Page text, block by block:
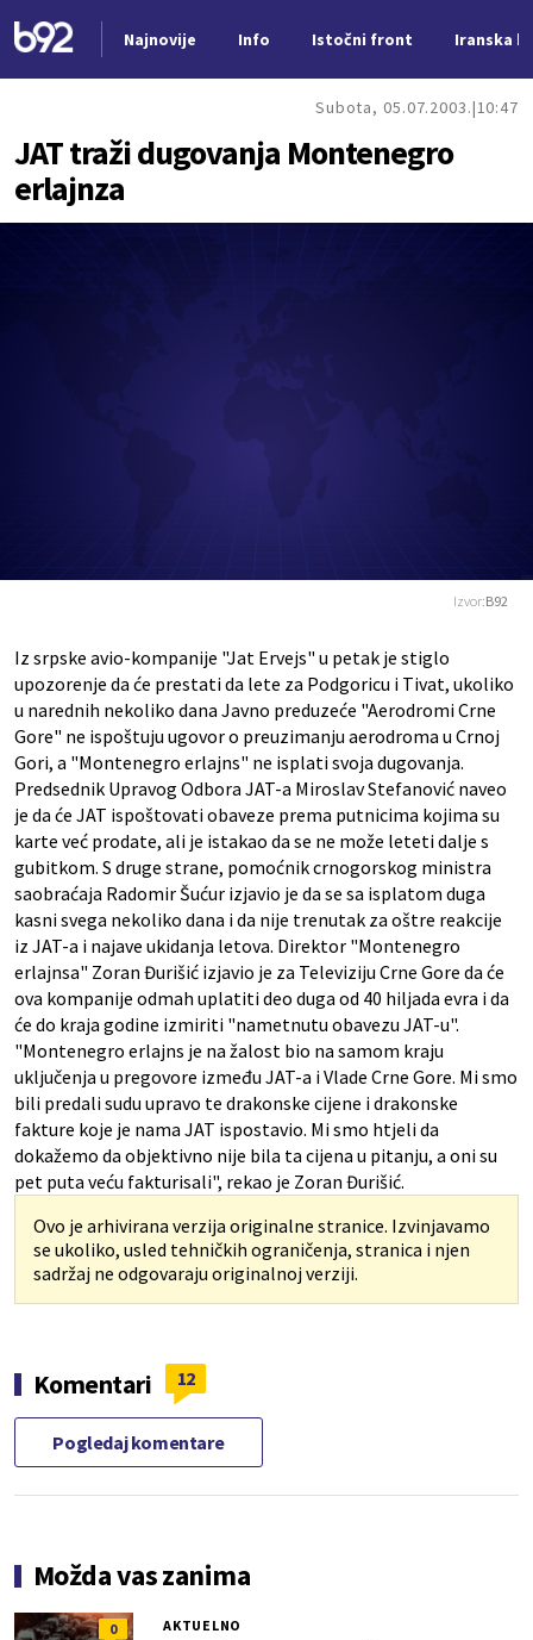
Najnovije Info Istočni front Iranska
Subota, 05.07.2003. 10:47
JAT traži dugovanja Montenegro
erlajnza
Izvor:B92
Iz srpske avio-kompanije "Jat Ervejs" u petak je stiglo
upozorenje da će prestati da lete za Podgoricu i Tivat, ukoliko
u narednih nekoliko dana Javno preduzeće "Aerodromi Crne
Gore" ne ispoštuju ugovor o preuzimanju aerodroma u Crnoj
Gori, a "Montenegro erlajns" ne isplati svoja dugovanja.
Predsednik Upravog Odbora JAT-a Miroslav Stefanović naveo
je da će JAT ispoštovati obaveze prema putnicima kojima su
karte već prodate, ali je istakao da se ne može leteti dalje s
gubitkom. S druge strane, pomoćnik crnogorskog ministra
saobraćaja Radomir Šućur izjavio je da se sa isplatom duga
kasni svega nekoliko dana i da nije trenutak za oštre reakcije
iz JAT-a i najave ukidanja letova. Direktor "Montenegro
erlajnsa" Zoran Đurišić izjavio je za Televiziju Crne Gore da će
ova kompanije odmah uplatiti deo duga od 40 hiljada evra i da
će do kraja godine izmiriti "nametnutu obavezu JAT-u".
"Montenegro erlajns je na žalost bio na samom kraju
uključenja u pregovore između JAT-a i Vlade Crne Gore. Mi smo
bili predali sudu upravo te drakonske cijene i drakonske
fakture koje je nama JAT ispostavio. Mi smo htjeli da
dokažemo da objektivno nije bila ta cijena u pitanju, a oni su
pet puta veću fakturisali", rekao je Zoran Đurišić.
Ovo je arhivirana verzija originalne stranice. Izvinjavamo
se ukoliko, usled tehničkih ograničenja, stranica i njen
sadržaj ne odgovaraju originalnoj verziji.
Komentari 12
Pogledaj komentare
Možda vas zanima
0 AKTUELNO